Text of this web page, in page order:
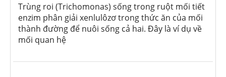
Trùng roi (Trichomonas) sống trong ruột mối tiết
enzim phân giải xenlulôzơ trong thức ăn của mối
thành đường để nuôi sống cả hai. Đây là ví dụ về
mối quan hệ